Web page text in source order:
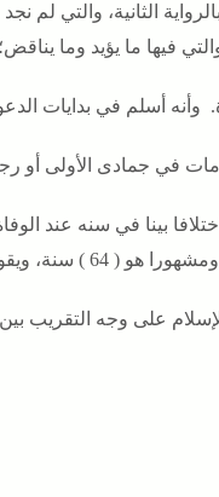
الثانية، والتي
فيها ما يؤيد وما
في جمادى الأولى أو رجب سنة
التي تقول إنه ولد سنة 28 قبل الهجرة.
على وجه التقريب